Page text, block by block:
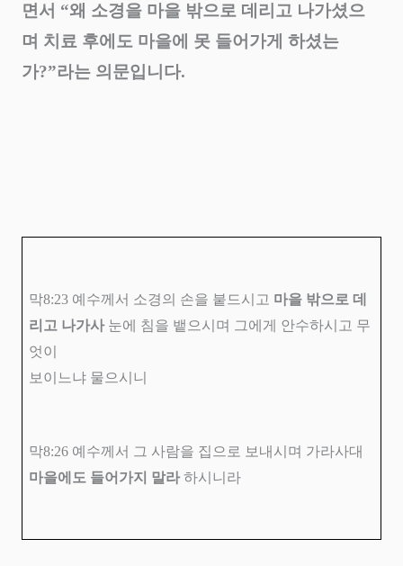
면서 “왜 소경을 마을 밖으로 데리고 나가셨으
며 치료 후에도 마을에 못 들어가게 하셨는
가?”라는 의문입니다.
막8:23 예수께서 소경의 손을 붙드시고 마을 밖으로 데
리고 나가사눈에 침을 뱉으시며 그에게 안수하시고 무
엇이
보이느냐 물으시니
막8:26 예수께서 그 사람을 집으로 보내시며 가라사대
마을에도 들어가지 말라하시니라